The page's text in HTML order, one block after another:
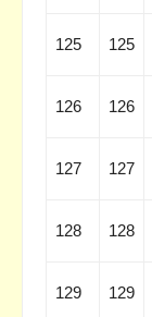
125 125
126 126
127 127
128 128
129 129